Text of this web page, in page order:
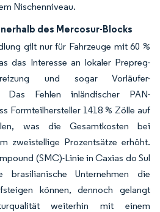
Nischenniveau.
des Mercosur-Blocks
gilt nur für Fahrzeuge mit 60 %
das Interesse an lokaler Prepreg-
und sogar Vorläufer-
Das Fehlen inländischer PAN-
Formteilhersteller 1418 % Zölle auf
was die Gesamtkosten bei
zweistellige Prozentsätze erhöht.
(SMC)-Linie in Caxias do Sul
Unternehmen die
können, dennoch gelangt
weiterhin mit einem